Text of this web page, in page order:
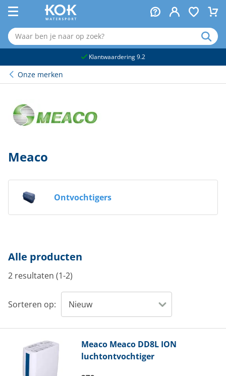
Klantwaardering 9.2
Onze merken
Meaco
Ontvochtigers
Alle producten
2 resultaten (1-2)
Sorteren op:
Meaco Meaco DD8L ION
luchtontvochtiger